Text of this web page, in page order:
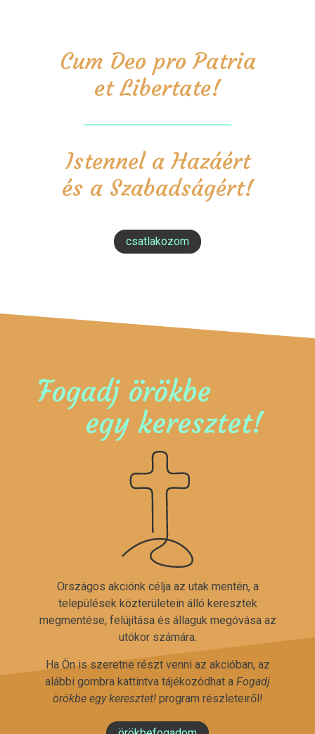
Cum Deo pro Patria
et Libertate!
Istennel a Hazáért
és a Szabadságért!
csatlakozom
Fogadj örökbe
egy keresztet!
Országos akciónk célja az utak mentén, a
települések közterületein álló keresztek
megmentése, felújítása és állaguk megóvása az
utókor számára.
Ha Ön is szeretne részt venni az akcióban, az
alábbi gombra kattintva tájékozódhat a Fogadj
örökbe egy keresztet!program részleteiről!